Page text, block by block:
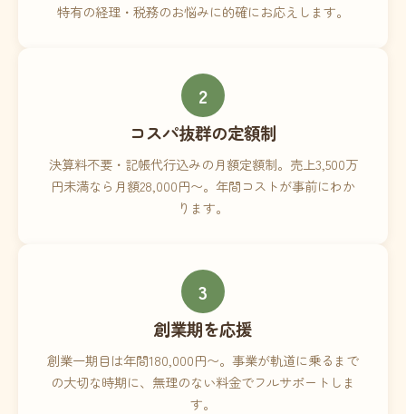
特有の経理・税務のお悩みに的確にお応えします。
2
コスパ抜群の定額制
決算料不要・記帳代行込みの月額定額制。売上3,500万
円未満なら月額28,000円〜。年間コストが事前にわか
ります。
3
創業期を応援
創業一期目は年間180,000円〜。事業が軌道に乗るまで
の大切な時期に、無理のない料金でフルサポートしま
す。